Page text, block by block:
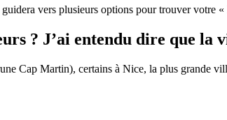
vers plusieurs options pour trouver votre
? J’ai entendu dire que la
Cap Martin), certains à Nice, la plus grande